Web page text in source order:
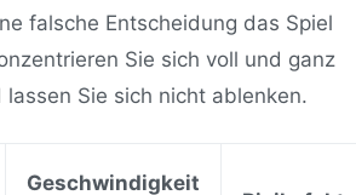
falsche Entscheidung das Spiel
Sie sich voll und ganz
Sie sich nicht ablenken.
Geschwindigkeit